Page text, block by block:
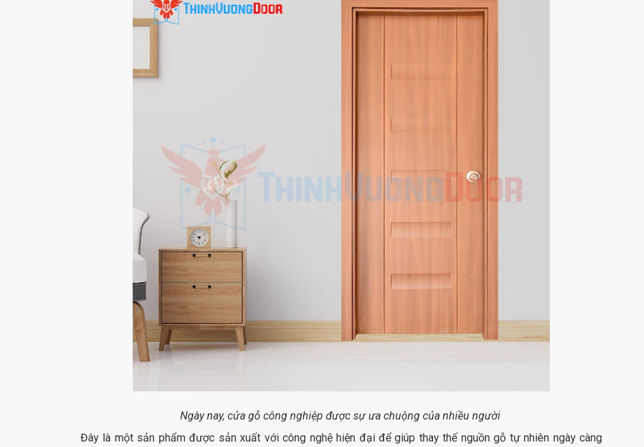
Ngày nay, cửa gỗ công nghiệp được sự ưa chuộng của nhiều người
Đây là một sản phẩm được sản xuất với công nghệ hiện đại để giúp thay thế nguồn gỗ tự nhiên ngày càng